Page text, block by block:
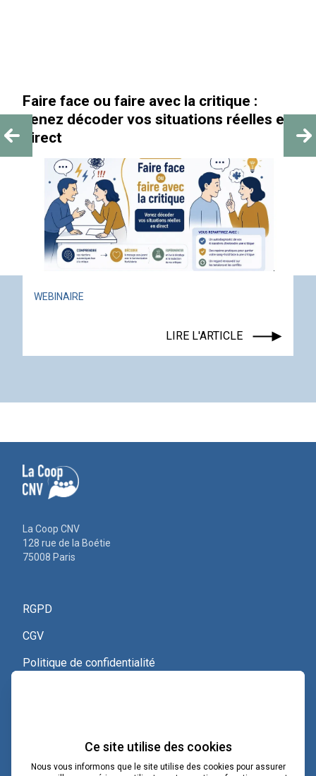
Faire face ou faire avec la critique :
venez décoder vos situations réelles en
direct
WEBINAIRE
LIRE L'ARTICLE
La Coop CNV
128 rue de la Boétie
75008 Paris
RGPD
CGV
Politique de confidentialité
Voir le certificat QualiopiCe site utilise des cookies
Nous vous informons que le site utilise des cookies pour assurer